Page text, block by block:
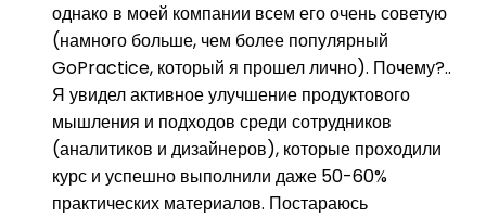
однако в моей компании всем его очень советую
(намного больше, чем более популярный
GoPractice, который я прошел лично). Почему?..
Я увидел активное улучшение продуктового
мышления и подходов среди сотрудников
(аналитиков и дизайнеров), которые проходили
курс и успешно выполнили даже 50-60%
практических материалов. Постараюсь